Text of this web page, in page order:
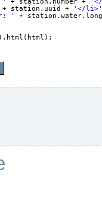
+ station.uuid +
'</li>'
'
+
).html(html);